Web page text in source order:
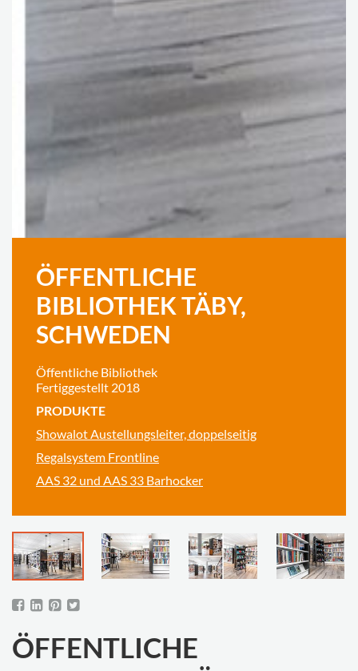
ÖFFENTLICHE
BIBLIOTHEK TÄBY,
SCHWEDEN
Öffentliche Bibliothek
Fertiggestellt 2018
PRODUKTE
Showalot Austellungsleiter, doppelseitig
Regalsystem Frontline
AAS 32 und AAS 33 Barhocker
ÖFFENTLICHE